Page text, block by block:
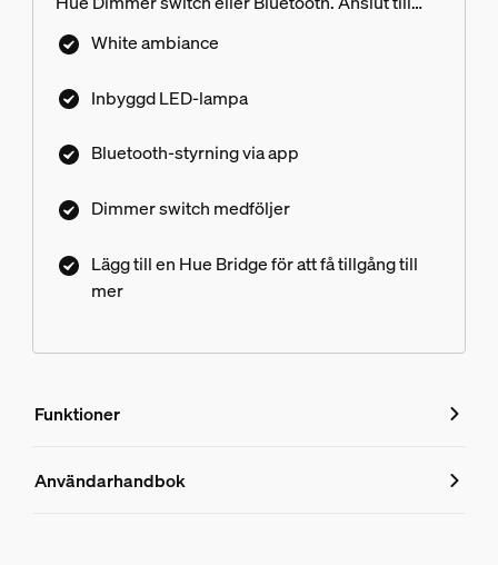
Hue Bridge om du vill ha fler smarta
ljusfunktioner.
White ambiance
Inbyggd LED-lampa
Bluetooth-styrning via app
Dimmer switch medföljer
Lägg till en Hue Bridge för att få tillgång till
mer
Funktioner
Funktioner
Användarhandbok